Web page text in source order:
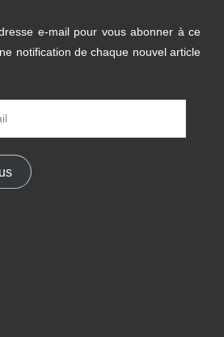
e-mail pour vous abonner à ce
notification de chaque nouvel article